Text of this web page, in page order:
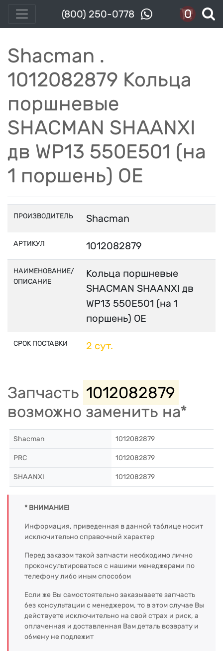
(800) 250-0778 0
Shacman .
1012082879 Кольца
поршневые
SHACMAN SHAANXI
дв WP13 550E501 (на
1 поршень) OE
ПРОИЗВОДИТЕЛЬ Shacman
АРТИКУЛ 1012082879
НАИМЕНОВАНИЕ/
ОПИСАНИЕ
Кольца поршневые
SHACMAN SHAANXI дв
WP13 550E501 (на 1
поршень) OE
СРОК ПОСТАВКИ 2 сут.
Запчасть 1012082879
возможно заменить на*
Shacman 1012082879
PRC 1012082879
SHAANXI 1012082879
* ВНИМАНИЕ!
Информация, приведенная в данной таблице носит
исключительно справочный характер
Перед заказом такой запчасти необходимо лично
проконсультироваться с нашими менеджерами по
телефону либо иным способом
Если же Вы самостоятельно заказываете запчасть
без консультации с менеджером, то в этом случае Вы
действуете исключительно на свой страх и риск, а
оплаченная и доставленная Вам деталь возврату и
обмену не подлежит